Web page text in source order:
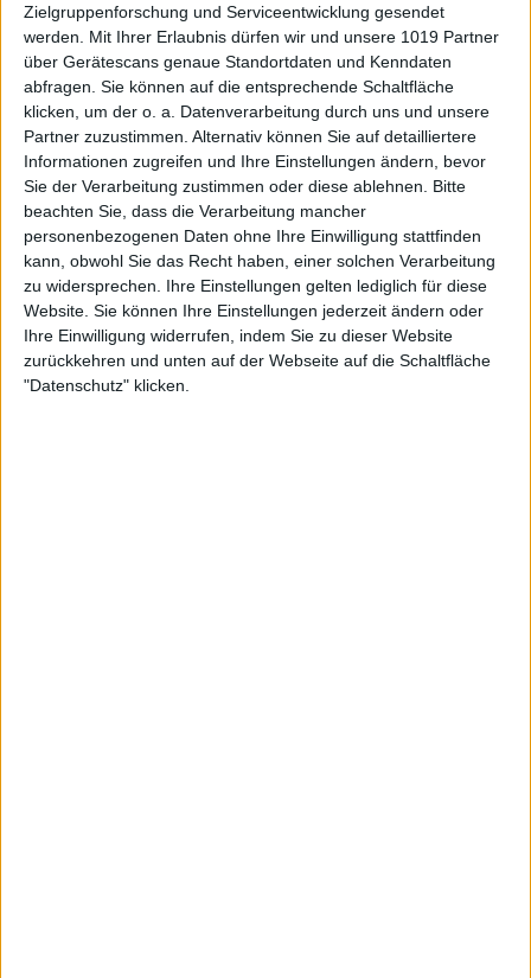
Zielgruppenforschung und Serviceentwicklung gesendet
werden.
Mit Ihrer Erlaubnis dürfen wir und unsere 1019 Partner
über Gerätescans genaue Standortdaten und Kenndaten
abfragen. Sie können auf die entsprechende Schaltfläche
klicken, um der o. a. Datenverarbeitung durch uns und unsere
Partner zuzustimmen. Alternativ können Sie auf detailliertere
Informationen zugreifen und Ihre Einstellungen ändern, bevor
Sie der Verarbeitung zustimmen oder diese ablehnen.
Bitte
beachten Sie, dass die Verarbeitung mancher
personenbezogenen Daten ohne Ihre Einwilligung stattfinden
kann, obwohl Sie das Recht haben, einer solchen Verarbeitung
zu widersprechen. Ihre Einstellungen gelten lediglich für diese
Website. Sie können Ihre Einstellungen jederzeit ändern oder
Ihre Einwilligung widerrufen, indem Sie zu dieser Website
zurückkehren und unten auf der Webseite auf die Schaltfläche
"Datenschutz" klicken.